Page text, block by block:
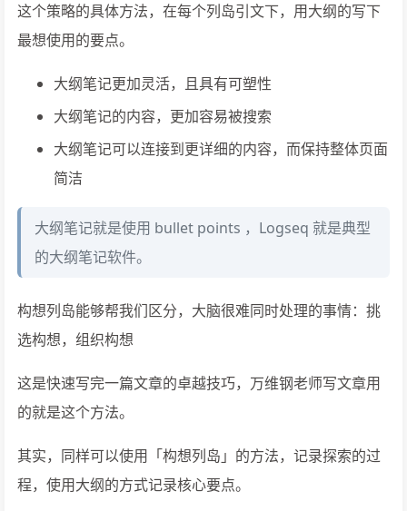
这个策略的具体方法，在每个列岛引文下，用大纲的写下
最想使用的要点。
大纲笔记更加灵活，且具有可塑性
大纲笔记的内容，更加容易被搜索
大纲笔记可以连接到更详细的内容，而保持整体页面
简洁
大纲笔记就是使用 bullet points ，Logseq 就是典型
的大纲笔记软件。
构想列岛能够帮我们区分，大脑很难同时处理的事情：挑
选构想，组织构想
这是快速写完一篇文章的卓越技巧，万维钢老师写文章用
的就是这个方法。
其实，同样可以使用「构想列岛」的方法，记录探索的过
程，使用大纲的方式记录核心要点。